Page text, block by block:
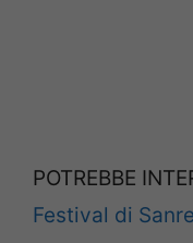
POTREBBE
Festival di